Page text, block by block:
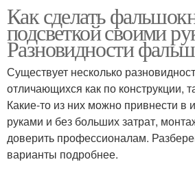
Окно с экраном
Окна в интерьере
Как сделать
подсветкой своими
Разновидности
Существует несколько
отличающихся как по конструкции,
Какие-то из них можно привнести в
руками и без больших затрат,
доверить профессионалам.
варианты подробнее.